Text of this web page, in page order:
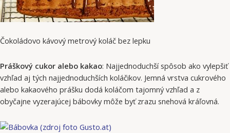
Čokoládovo kávový metrový koláč bez lepku
Práškový cukor alebo kakao: Najjednoduchší spôsob ako vylepšiť
vzhľad aj tých najjednoduchších koláčikov. Jemná vrstva cukrového
alebo kakaového prášku dodá koláčom tajomný vzhľad a z
obyčajne vyzerajúcej bábovky môže byť zrazu snehová kráľovná.